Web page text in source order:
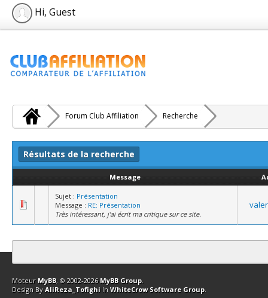
Hi, Guest
Forum Club Affiliation Recherche
Résultats de la recherche
Message
Sujet : Présentation
Message : RE: Présentation
Très intéressant, j'ai écrit ma critique sur ce site.
Contact Club Affiliation Retourner en haut Version bas-débit
Moteur MyBB, © 2002-2026 MyBB Group.
Design By AliReza_Tofighi In WhiteCrow Software Group.